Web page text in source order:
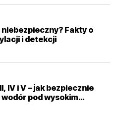
Fakty o
i detekcji
IV i V – jak bezpiecznie
pod wysokim